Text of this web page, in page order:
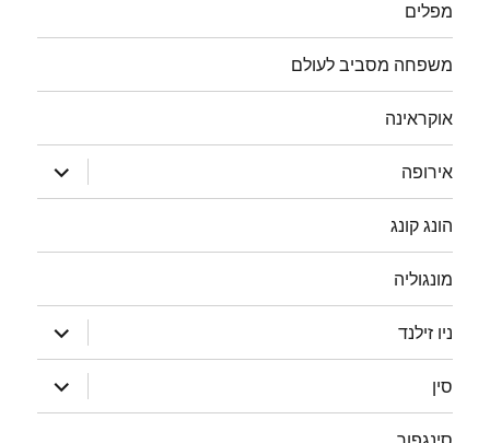
מפלים
משפחה מסביב לעולם
אוקראינה
אירופה
הצג
תפריט
הונג קונג
מונגוליה
ניו זילנד
הצג
תפריט
סין
הצג
תפריט